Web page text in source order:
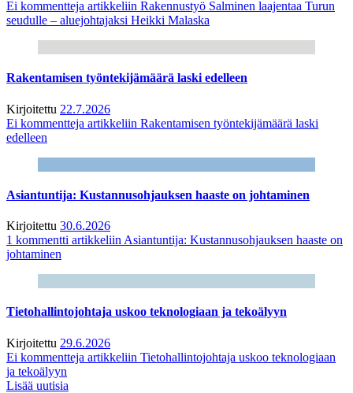
Ei kommentteja artikkeliin Rakennustyö Salminen laajentaa Turun
seudulle – aluejohtajaksi Heikki Malaska
Rakentamisen työntekijämäärä laski edelleen
Kirjoitettu 22.7.2026
Ei kommentteja artikkeliin Rakentamisen työntekijämäärä laski
edelleen
Asiantuntija: Kustannusohjauksen haaste on johtaminen
Kirjoitettu 30.6.2026
1 kommentti artikkeliin Asiantuntija: Kustannusohjauksen haaste on
johtaminen
Tietohallintojohtaja uskoo teknologiaan ja tekoälyyn
Kirjoitettu 29.6.2026
Ei kommentteja artikkeliin Tietohallintojohtaja uskoo teknologiaan
ja tekoälyyn
Lisää uutisia